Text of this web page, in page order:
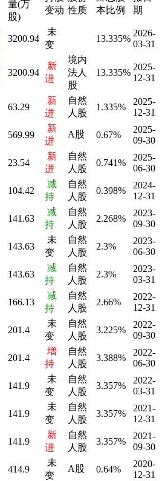
量(万
股)
变动 性质
本比例
期
3200.94
未
变
13.335%
2026-
03-31
3200.94
新
进
境内
法人
股
13.335%
2025-
12-31
63.29
新
进
自然
人股
1.335%
2025-
12-31
569.99
新
进
A股 0.67%
2025-
09-30
23.54
新
进
自然
人股
0.741%
2025-
06-30
104.42
减
持
自然
人股
0.398%
2024-
12-31
141.63
减
持
自然
人股
2.268%
2023-
09-30
143.63
未
变
自然
人股
2.3%
2023-
06-30
143.63
减
持
自然
人股
2.3%
2023-
03-31
166.13
减
持
自然
人股
2.66%
2022-
12-31
201.4
未
变
自然
人股
3.225%
2022-
09-30
201.4
增
持
自然
人股
3.388%
2022-
06-30
141.9
未
变
自然
人股
3.357%
2022-
03-31
141.9
未
变
自然
人股
3.357%
2021-
12-31
141.9
新
进
自然
人股
3.357%
2021-
09-30
414.9
未
变
A股 0.64%
2020-
12-31